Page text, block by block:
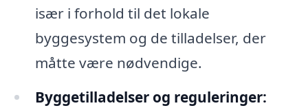
især i forhold til det lokale
byggesystem og de tilladelser, der
måtte være nødvendige.
Byggetilladelser og reguleringer: